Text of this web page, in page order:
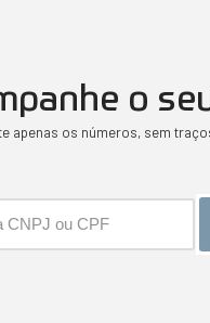
o
apenas os números, sem